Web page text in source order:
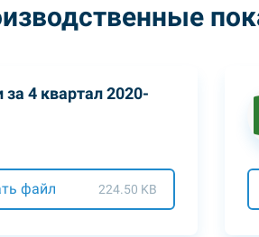
за 4 квартал 2020-
файл 224.50 KB